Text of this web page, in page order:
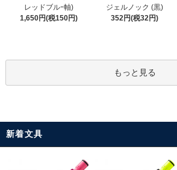
レッドブルｰ軸)
1,650円(税150円)
ジェルノック (黒)
352円(税32円)
もっと見る
新着文具